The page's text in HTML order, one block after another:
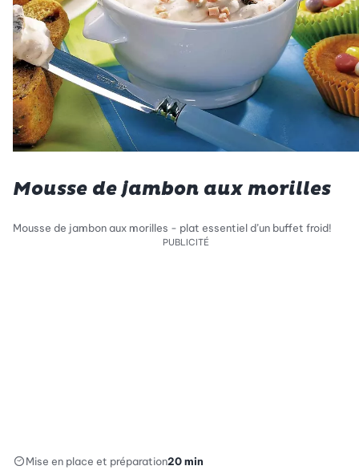
Mousse de jambon aux morilles
Mousse de jambon aux morilles - plat essentiel d’un buffet froid!
PUBLICITÉ
Mise en place et préparation20 min